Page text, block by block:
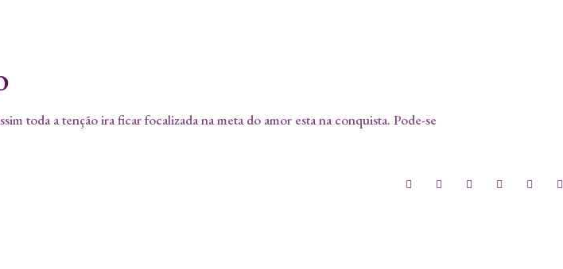
toda a tenção ira ficar focalizada na meta do amor esta na conquista. Pode-se